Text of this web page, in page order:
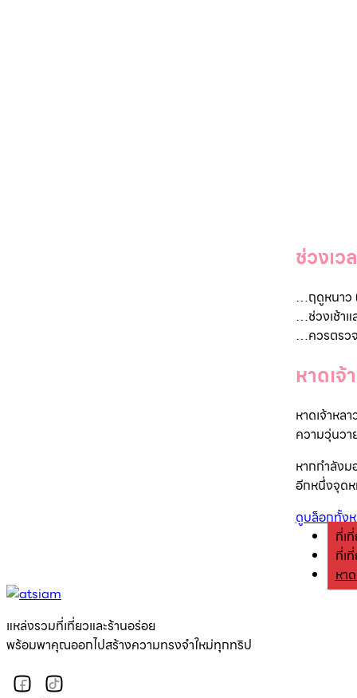
ช่วงเว
…ฤดูหนาว
…ช่วงเช้าแ
…ควรตรว
หาดเ
หาดเจ้าหล
ความวุ่นวา
หากกำลังม
อีกหนึ่งจุดห
ดูบล็อกทั้ง
ที่เ
ที่เ
หา
แหล่งรวมที่เที่ยวและร้านอร่อย
พร้อมพาคุณออกไปสร้างความทรงจำใหม่ทุกทริป